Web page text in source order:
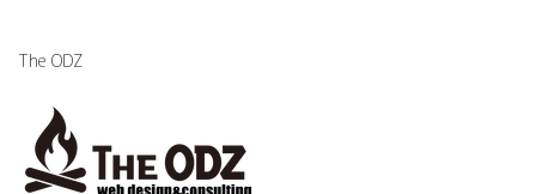
The ODZ